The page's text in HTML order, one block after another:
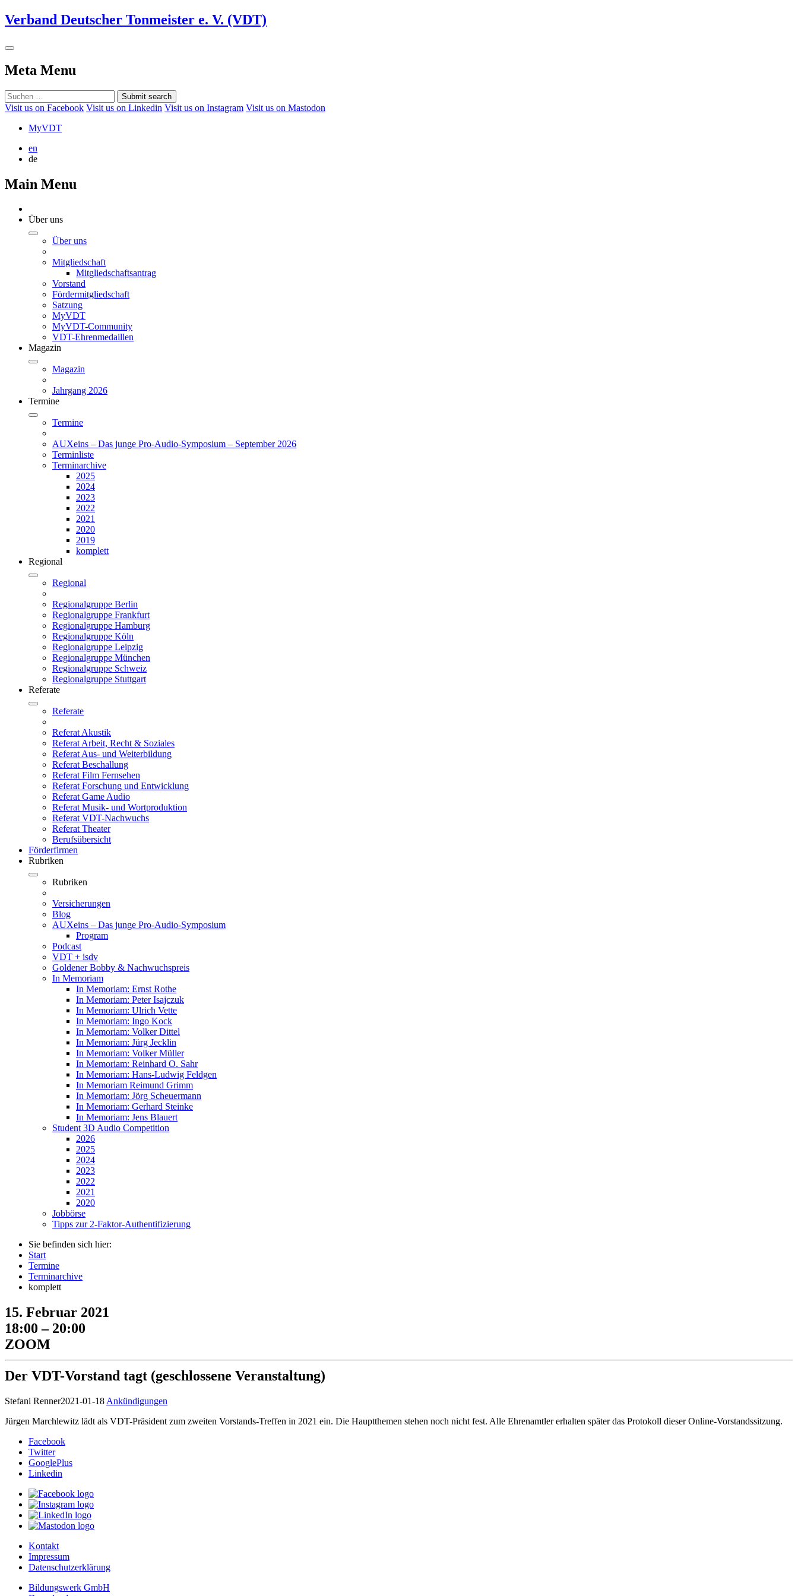
Verband Deutscher Tonmeister e. V. (VDT)
Meta Menu
Submit search
Visit us on Facebook Visit us on Linkedin Visit us on Instagram Visit us on Mastodon
MyVDT
en
de
Main Menu
Über uns
Über uns
Mitgliedschaft
Mitgliedschaftsantrag
Vorstand
Fördermitgliedschaft
Satzung
MyVDT
MyVDT-Community
VDT-Ehrenmedaillen
Magazin
Magazin
Jahrgang 2026
Termine
Termine
AUXeins – Das junge Pro-Audio-Symposium – September 2026
Terminliste
Terminarchive
2025
2024
2023
2022
2021
2020
2019
komplett
Regional
Regional
Regionalgruppe Berlin
Regionalgruppe Frankfurt
Regionalgruppe Hamburg
Regionalgruppe Köln
Regionalgruppe Leipzig
Regionalgruppe München
Regionalgruppe Schweiz
Regionalgruppe Stuttgart
Referate
Referate
Referat Akustik
Referat Arbeit, Recht & Soziales
Referat Aus- und Weiterbildung
Referat Beschallung
Referat Film Fernsehen
Referat Forschung und Entwicklung
Referat Game Audio
Referat Musik- und Wortproduktion
Referat VDT-Nachwuchs
Referat Theater
Berufsübersicht
Förderfirmen
Rubriken
Rubriken
Versicherungen
Blog
AUXeins – Das junge Pro-Audio-Symposium
Program
Podcast
VDT + isdv
Goldener Bobby & Nachwuchspreis
In Memoriam
In Memoriam: Ernst Rothe
In Memoriam: Peter Isajczuk
In Memoriam: Ulrich Vette
In Memoriam: Ingo Kock
In Memoriam: Volker Dittel
In Memoriam: Jürg Jecklin
In Memoriam: Volker Müller
In Memoriam: Reinhard O. Sahr
In Memoriam: Hans-Ludwig Feldgen
In Memoriam Reimund Grimm
In Memoriam: Jörg Scheuermann
In Memoriam: Gerhard Steinke
In Memoriam: Jens Blauert
Student 3D Audio Competition
2026
2025
2024
2023
2022
2021
2020
Jobbörse
Tipps zur 2-Faktor-Authentifizierung
Sie befinden sich hier:
Start
Termine
Terminarchive
komplett
15. Februar 2021
18:00 – 20:00
ZOOM
Der VDT-Vorstand tagt (geschlossene Veranstaltung)
Stefani Renner2021-01-18 Ankündigungen
Jürgen Marchlewitz lädt als VDT-Präsident zum zweiten Vorstands-Treffen in 2021 ein. Die Hauptthemen stehen noch nicht fest. Alle Ehrenamtler erhalten später das Protokoll dieser Online-Vorstandssitzung.
Facebook
Twitter
GooglePlus
Linkedin
Kontakt
Impressum
Datenschutzerklärung
Bildungswerk GmbH